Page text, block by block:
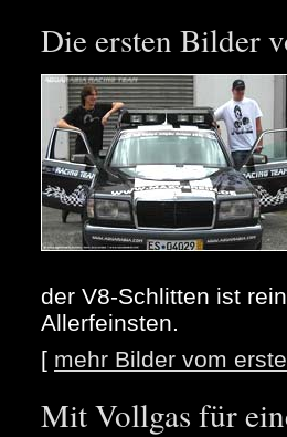
Die ersten Bilder
der V8-Schlitten ist
Allerfeinsten.
[ mehr Bilder vom
Mit Vollgas für